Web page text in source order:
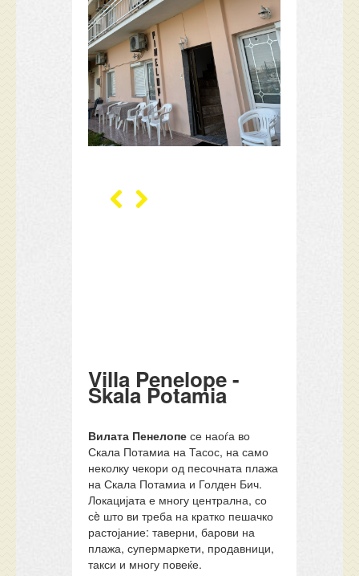
Villa Penelope -
Skala Potamia
Вилата Пенелопе се наоѓа во
Скала Потамиа на Тасос, на само
неколку чекори од песочната плажа
на Скала Потамиа и Голден Бич.
Локацијата е многу централна, со
сè што ви треба на кратко пешачко
растојание: таверни, барови на
плажа, супермаркети, продавници,
такси и многу повеќе.